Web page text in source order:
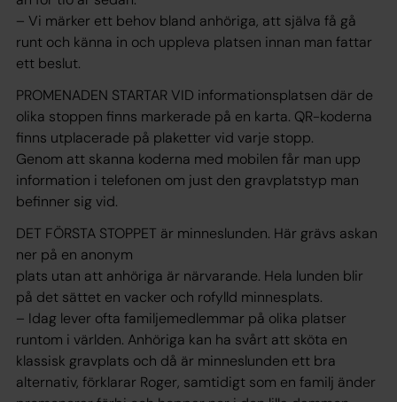
– Vi märker ett behov bland anhöriga, att själva få gå
runt och känna in och uppleva platsen innan man fattar
ett beslut.
PROMENADEN STARTAR VID informationsplatsen där de
olika stoppen finns markerade på en karta. QR-koderna
finns utplacerade på plaketter vid varje stopp.
Genom att skanna koderna med mobilen får man upp
information i telefonen om just den gravplatstyp man
befinner sig vid.
DET FÖRSTA STOPPET är minneslunden. Här grävs askan
ner på en anonym
plats utan att anhöriga är närvarande. Hela lunden blir
på det sättet en vacker och rofylld minnesplats.
– Idag lever ofta familjemedlemmar på olika platser
runtom i världen. Anhöriga kan ha svårt att sköta en
klassisk gravplats och då är minneslunden ett bra
alternativ, förklarar Roger, samtidigt som en familj änder